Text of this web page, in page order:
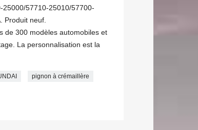
57710-25010/57700-
Produit neuf.
de 300 modèles automobiles et
La personnalisation est la
pignon à crémaillère